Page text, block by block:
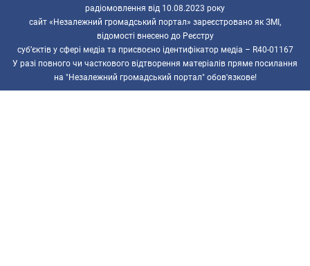
радіомовлення від 10.08.2023 року
сайт «Незалежний громадський портал» зареєстровано як ЗМІ,
відомості внесено до Реєстру
суб’єктів у сфері медіа та присвоєно ідентифікатор медіа – R40-01167
У разі повного чи часткового відтворення матеріалів пряме посилання
на "Незалежний громадський портал" обов'язкове!